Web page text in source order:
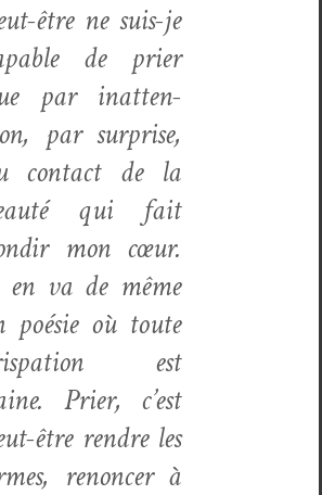
être ne suis-je
de prier
par inat­ten­
par sur­prise,
con­tact de la
qui fait
mon cœur.
va de même
poésie où toute
est
Prier, c’est
être ren­dre les
renon­cer à